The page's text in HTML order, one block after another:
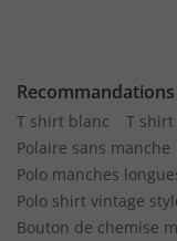
Recommandations
T shirt blanc T
Polaire sans manche
Polo manches
Polo shirt vintage
Bouton de chemise